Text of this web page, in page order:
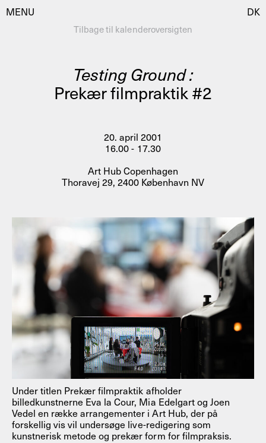
MENU
Besøg
Kalender
AHC Channel
Programmer
Residencies & Studios
Artistic Research
Public Programmes
Om
Profiler
Presse
AHC Channel Søg
DK
Tilbage til kalenderoversigten
Testing Ground :
Prekær filmpraktik #2
20. april 2001
16.00 - 17.30
Art Hub Copenhagen
Thoravej 29, 2400 København NV
Under titlen Prekær filmpraktik afholder
billedkunstnerne Eva la Cour, Mia Edelgart og Joen
Vedel en række arrangementer i Art Hub, der på
forskellig vis vil undersøge live-redigering som
kunstnerisk metode og prekær form for filmpraksis.